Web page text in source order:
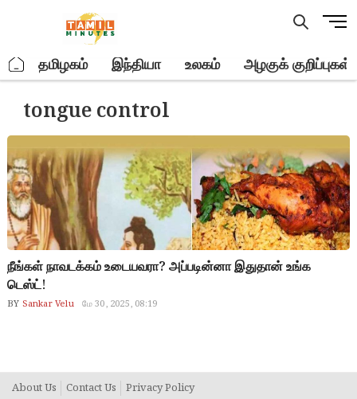
M
u
o
n
. தமிழகம் இந்தியா உலகம் அழகுக் குறிப்புகள்
tongue control
நீங்கள் நாவடக்கம் உடையவரா? அப்படின்னா இதுதான் உங்க
டெஸ்ட்!
BY Sankar Velu மே 30, 2025, 08:19
About Us Contact Us Privacy Policy